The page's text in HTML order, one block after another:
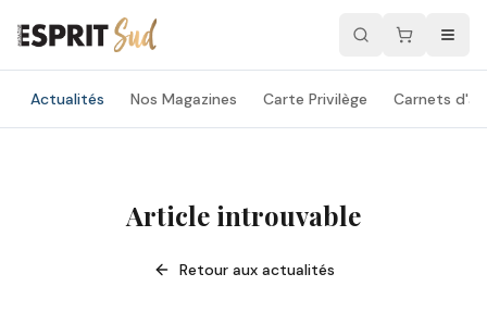
Actualités Nos Magazines Carte Privilège Carnets
Article introuvable
Retour aux actualités